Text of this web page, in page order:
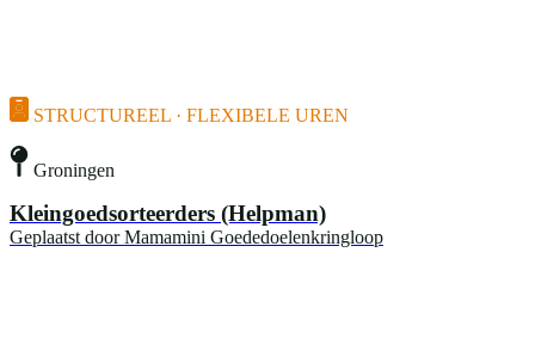
STRUCTUREEL · FLEXIBELE UREN
Groningen
Kleingoedsorteerders (Helpman)
Geplaatst door Mamamini Goededoelenkringloop